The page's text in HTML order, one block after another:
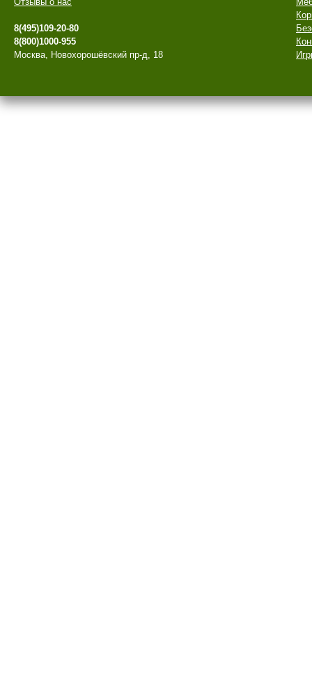
8(495)109-20-80
8(800)1000-955
Москва, Новохорошёвский пр-д, 18